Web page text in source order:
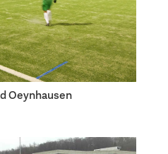
Oeynhausen